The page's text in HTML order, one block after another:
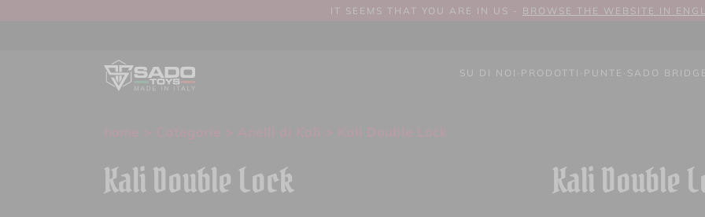
IT SEEMS THAT YOU ARE IN US - BROWSE THE WEBSITE IN
SU DI NOI · PRODOTTI · PUNTE · SADO
Kali Double Lock Kali Double